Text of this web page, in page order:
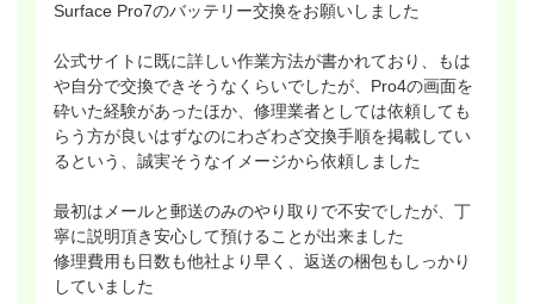
Surface Pro7のバッテリー交換をお願いしました
公式サイトに既に詳しい作業方法が書かれており、もは
や自分で交換できそうなくらいでしたが、Pro4の画面を
砕いた経験があったほか、修理業者としては依頼しても
らう方が良いはずなのにわざわざ交換手順を掲載してい
るという、誠実そうなイメージから依頼しました
最初はメールと郵送のみのやり取りで不安でしたが、丁
寧に説明頂き安心して預けることが出来ました
修理費用も日数も他社より早く、返送の梱包もしっかり
していました